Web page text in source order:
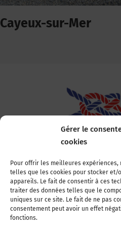
Gérer le
cookies
Pour offrir les meilleures expériences,
telles que les cookies pour stocker et/
appareils. Le fait de consentir à ces
traiter des données telles que le
uniques sur ce site. Le fait de ne pas
consentement peut avoir un effet
fonctions.
Cayeux-sur-Mer
Association Nationale
22, boulevard de la
75007 Paris
Tél : 01 44 11 11 70
E-mail : anel-